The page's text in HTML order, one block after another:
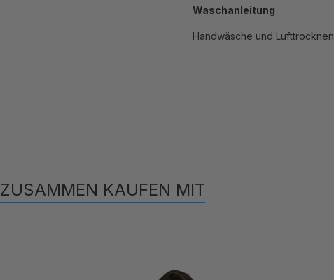
Waschanleitung
Handwäsche und Lufttrocknen
ZUSAMMEN KAUFEN MIT